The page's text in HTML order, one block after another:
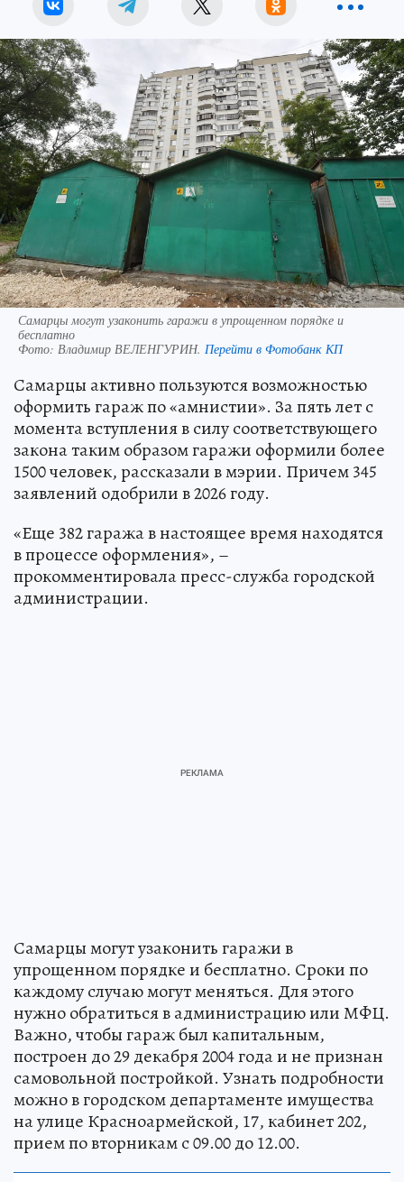
Самарцы могут узаконить гаражи в упрощенном порядке и
бесплатно
Фото: Владимир ВЕЛЕНГУРИН. Перейти в Фотобанк КП
Самарцы активно пользуются возможностью
оформить гараж по «амнистии». За пять лет с
момента вступления в силу соответствующего
закона таким образом гаражи оформили более
1500 человек, рассказали в мэрии. Причем 345
заявлений одобрили в 2026 году.
«Еще 382 гаража в настоящее время находятся
в процессе оформления», –
прокомментировала пресс-служба городской
администрации.
Самарцы могут узаконить гаражи в
упрощенном порядке и бесплатно. Сроки по
каждому случаю могут меняться. Для этого
нужно обратиться в администрацию или МФЦ.
Важно, чтобы гараж был капитальным,
построен до 29 декабря 2004 года и не признан
самовольной постройкой. Узнать подробности
можно в городском департаменте имущества
на улице Красноармейской, 17, кабинет 202,
прием по вторникам с 09.00 до 12.00.